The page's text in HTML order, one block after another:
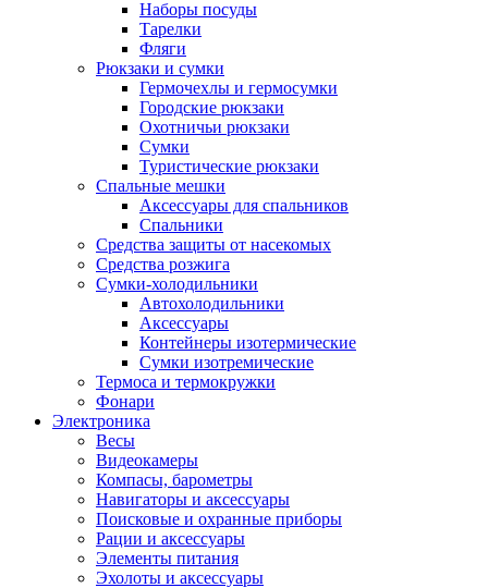
Наборы посуды
Тарелки
Фляги
Рюкзаки и сумки
Гермочехлы и гермосумки
Городские рюкзаки
Охотничьи рюкзаки
Сумки
Туристические рюкзаки
Спальные мешки
Аксессуары для спальников
Спальники
Средства защиты от насекомых
Средства розжига
Сумки-холодильники
Автохолодильники
Аксессуары
Контейнеры изотермические
Сумки изотремические
Термоса и термокружки
Фонари
Электроника
Весы
Видеокамеры
Компасы, барометры
Навигаторы и аксессуары
Поисковые и охранные приборы
Рации и аксессуары
Элементы питания
Эхолоты и аксессуары